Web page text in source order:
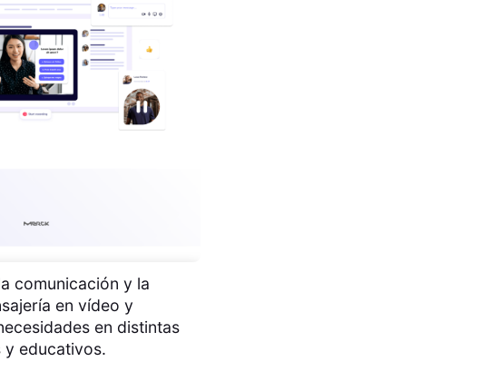
comunicación y la
en vídeo y
en distintas
y educativos.